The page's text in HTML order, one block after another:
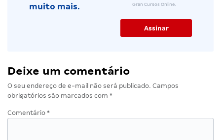
muito mais.
Gran Cursos Online.
Deixe um comentário
O seu endereço de e-mail não será publicado. Campos
obrigatórios são marcados com *
Comentário *